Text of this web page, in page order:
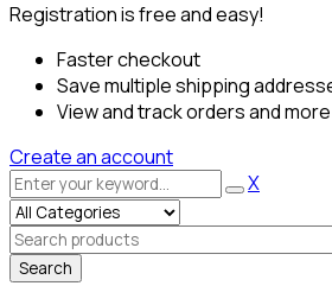
Registration is free and easy!
Faster checkout
Save multiple shipping
View and track orders and more
Create an account
X
Search